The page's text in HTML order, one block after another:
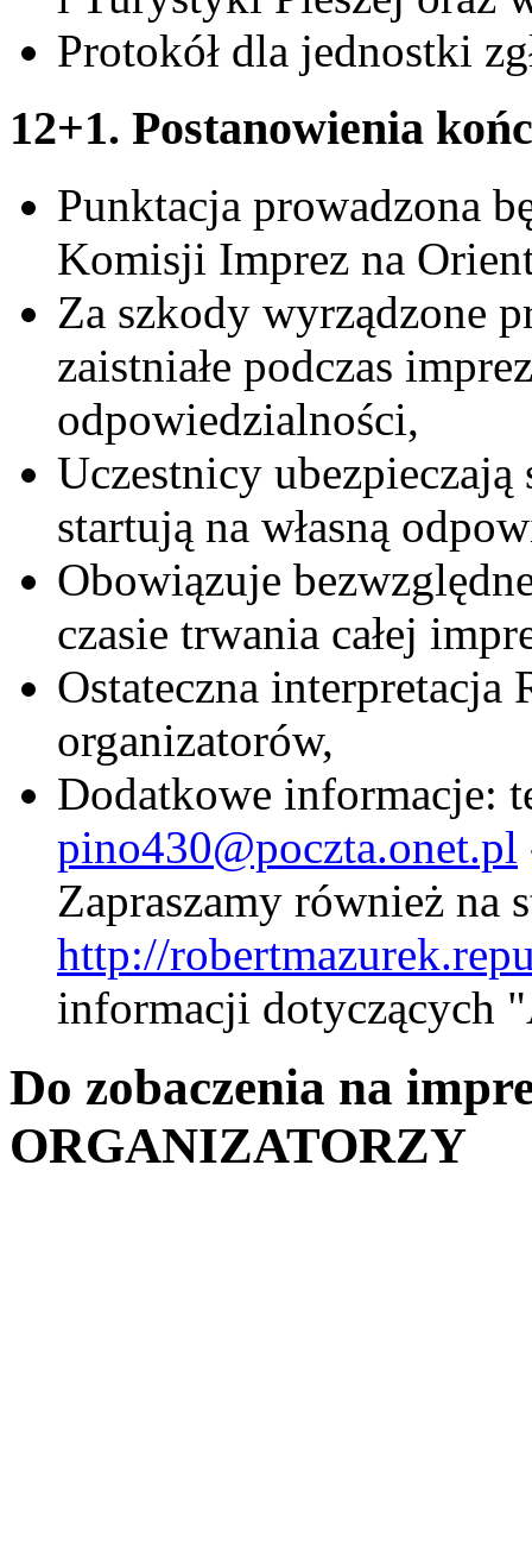
Protokół dla jednostki
12+1. Postanowienia
Punktacja prowadzona
Komisji Imprez na
Za szkody wyrządzone
zaistniałe podczas
odpowiedzialności,
Uczestnicy ubezpieczają
startują na własną
Obowiązuje
czasie trwania całej
Ostateczna interpretacja
organizatorów,
Dodatkowe informacje:
pino430@poczta.onet.pl
Zapraszamy również na
http://
informacji
Do zobaczenia na
ORGANIZATORZY